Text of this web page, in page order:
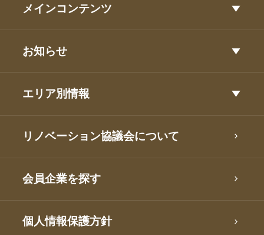
メインコンテンツ
お知らせ
エリア別情報
リノベーション協議会について
会員企業を探す
個人情報保護方針